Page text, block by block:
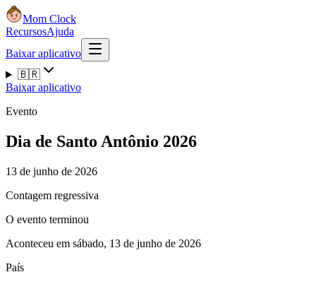
Mom Clock
RecursosAjuda
Baixar aplicativo
🇧🇷
Baixar aplicativo
Evento
Dia de Santo Antônio 2026
13 de junho de 2026
Contagem regressiva
O evento terminou
Aconteceu em sábado, 13 de junho de 2026
País